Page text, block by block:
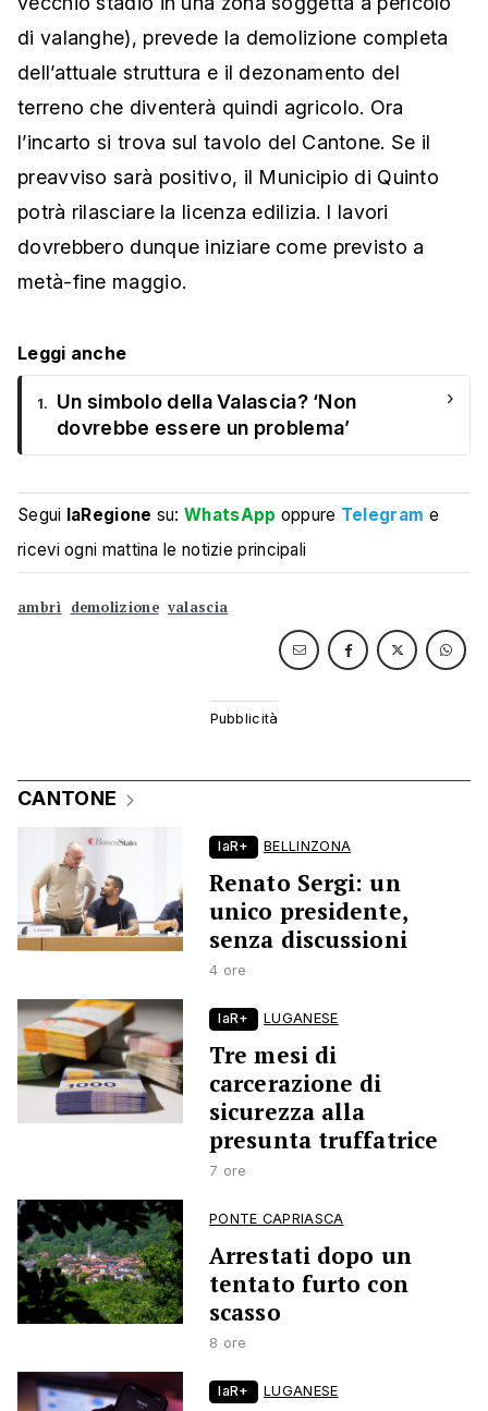
di valanghe), prevede la demolizione completa
dell’attuale struttura e il dezonamento del
terreno che diventerà quindi agricolo. Ora
l’incarto si trova sul tavolo del Cantone. Se il
preavviso sarà positivo, il Municipio di Quinto
potrà rilasciare la licenza edilizia. I lavori
dovrebbero dunque iniziare come previsto a
metà-fine maggio.
Leggi anche
1.
Un simbolo della Valascia? ‘Non
dovrebbe essere un problema’
›
Segui laRegione su:WhatsApp oppure Telegram e
ricevi ogni mattina le notizie principali
ambrì demolizione valascia
CANTONE
laR+ BELLINZONA
Renato Sergi: un
unico presidente,
senza discussioni
4 ore
laR+ LUGANESE
Tre mesi di
carcerazione di
sicurezza alla
presunta truffatrice
7 ore
PONTE CAPRIASCA
Arrestati dopo un
tentato furto con
scasso
8 ore
laR+ LUGANESE